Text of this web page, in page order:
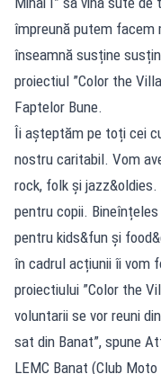
împreună putem facem
înseamnă susține
proiectiul ”Color the
Faptelor Bune.
Îi așteptăm pe toți cei
nostru caritabil. Vom
rock, folk și
pentru copii.
pentru kids&fun și
în cadrul acțiunii îi vom
proiectiului ”Color the
voluntarii se vor reuni
sat din Banat”, spune
LEMC Banat (Club